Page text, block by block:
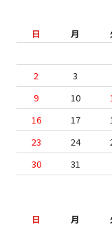
日
月
2
3
9
10
16
17
23
24
30
31
日
月